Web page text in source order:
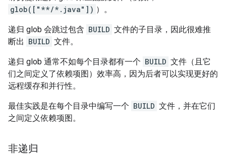
glob(["**/*.java"]) ）。
递归 glob 会跳过包含 BUILD 文件的子目录，因此很难推
断出 BUILD 文件。
递归 glob 通常不如每个目录都有一个 BUILD 文件（且它
们之间定义了依赖项图）效率高，因为后者可以实现更好的
远程缓存和并行性。
最佳实践是在每个目录中编写一个 BUILD 文件，并在它们
之间定义依赖项图。
非递归